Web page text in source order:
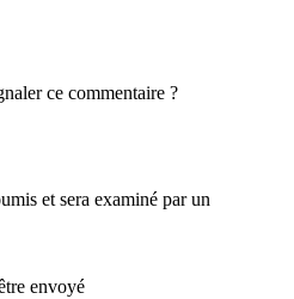
ce commentaire ?
et sera examiné par un
envoyé